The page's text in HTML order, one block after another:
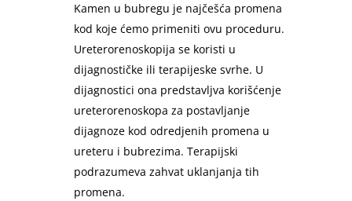
Kamen u bubregu je najčešća promena
kod koje ćemo primeniti ovu proceduru.
Ureterorenoskopija se koristi u
dijagnostičke ili terapijeske svrhe. U
dijagnostici ona predstavljva korišćenje
ureterorenoskopa za postavljanje
dijagnoze kod odredjenih promena u
ureteru i bubrezima. Terapijski
podrazumeva zahvat uklanjanja tih
promena.